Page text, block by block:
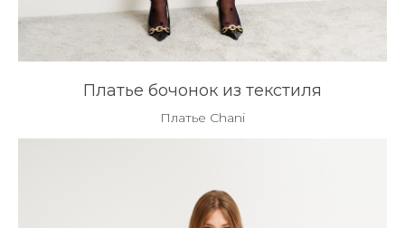
Платье бочонок из текстиля
Платье Chani